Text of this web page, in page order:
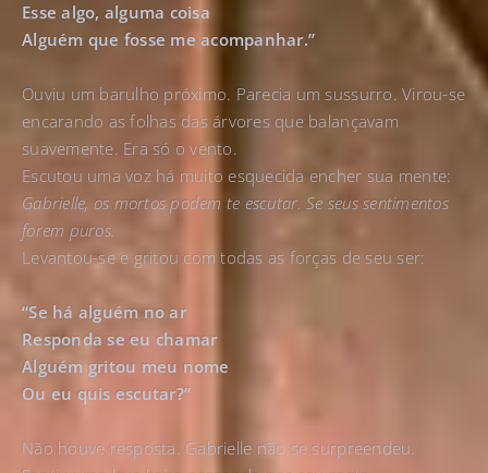
Esse algo, alguma coisa
Alguém que fosse me acompanhar.”
Ouviu um barulho próximo. Parecia um sussurro. Virou-se
encarando as folhas das árvores que balançavam
suavemente. Era só o vento.
Escutou uma voz há muito esquecida encher sua mente:
Gabrielle, os mortos podem te escutar. Se seus sentimentos
forem puros.
Levantou-se e gritou com todas as forças de seu ser:
“Se há alguém no ar
Responda se eu chamar
Alguém gritou meu nome
Ou eu quis escutar?”
Não houve resposta. Gabrielle não se surpreendeu.